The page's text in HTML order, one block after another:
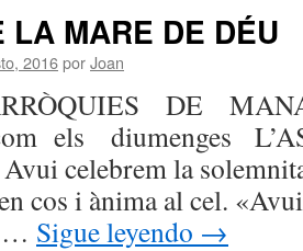
LA MARE DE DÉU
2016porJoan
DE
els diumenges
celebrem la
cos i ànima al cel.
… Sigue leyendo →